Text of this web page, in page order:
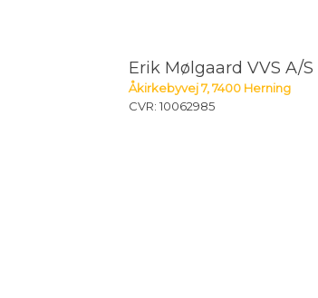
Erik Mølgaard VVS A/S​
Åkirkebyvej 7, 7400 Herning​
CVR: 10062985